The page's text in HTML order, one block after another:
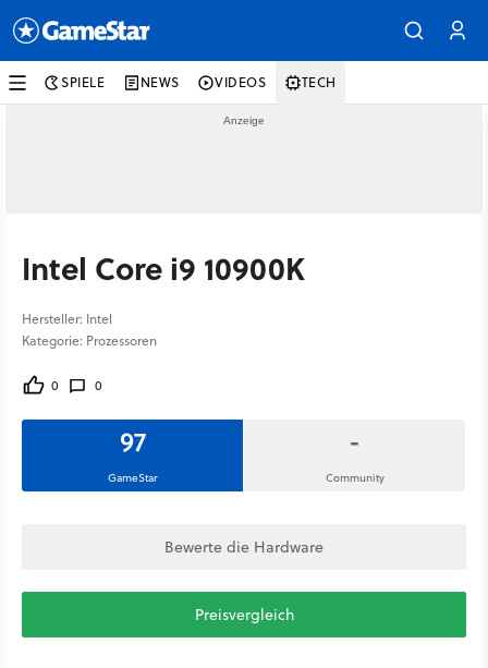
SPIELE NEWS VIDEOS TECH
Intel Core i9 10900K
Hersteller: Intel
Kategorie: Prozessoren
0 0
97
GameStar
-
Community
Bewerte die Hardware
Preisvergleich